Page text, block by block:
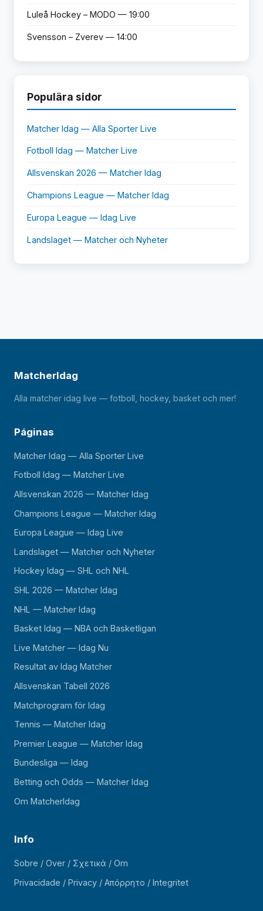
Luleå Hockey – MODO — 19:00
Svensson – Zverev — 14:00
Populära sidor
Matcher Idag — Alla Sporter Live
Fotboll Idag — Matcher Live
Allsvenskan 2026 — Matcher Idag
Champions League — Matcher Idag
Europa League — Idag Live
Landslaget — Matcher och Nyheter
MatcherIdag
Alla matcher idag live — fotboll, hockey, basket och mer!
Páginas
Matcher Idag — Alla Sporter Live
Fotboll Idag — Matcher Live
Allsvenskan 2026 — Matcher Idag
Champions League — Matcher Idag
Europa League — Idag Live
Landslaget — Matcher och Nyheter
Hockey Idag — SHL och NHL
SHL 2026 — Matcher Idag
NHL — Matcher Idag
Basket Idag — NBA och Basketligan
Live Matcher — Idag Nu
Resultat av Idag Matcher
Allsvenskan Tabell 2026
Matchprogram för Idag
Tennis — Matcher Idag
Premier League — Matcher Idag
Bundesliga — Idag
Betting och Odds — Matcher Idag
Om MatcherIdag
Info
Sobre / Over / Σχετικά / Om
Privacidade / Privacy / Απόρρητο / Integritet